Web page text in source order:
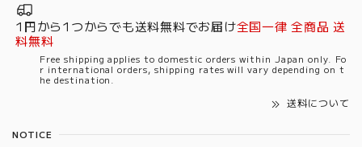
1円から1つからでも送料無料でお届け全国一律 全商品 送
料無料
Free shipping applies to domestic orders within Japan only. Fo
r international orders, shipping rates will vary depending on t
he destination.
送料について
NOTICE